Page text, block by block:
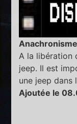
Anachronisme
A la libération
jeep. Il est
une jeep dans
Ajoutée le